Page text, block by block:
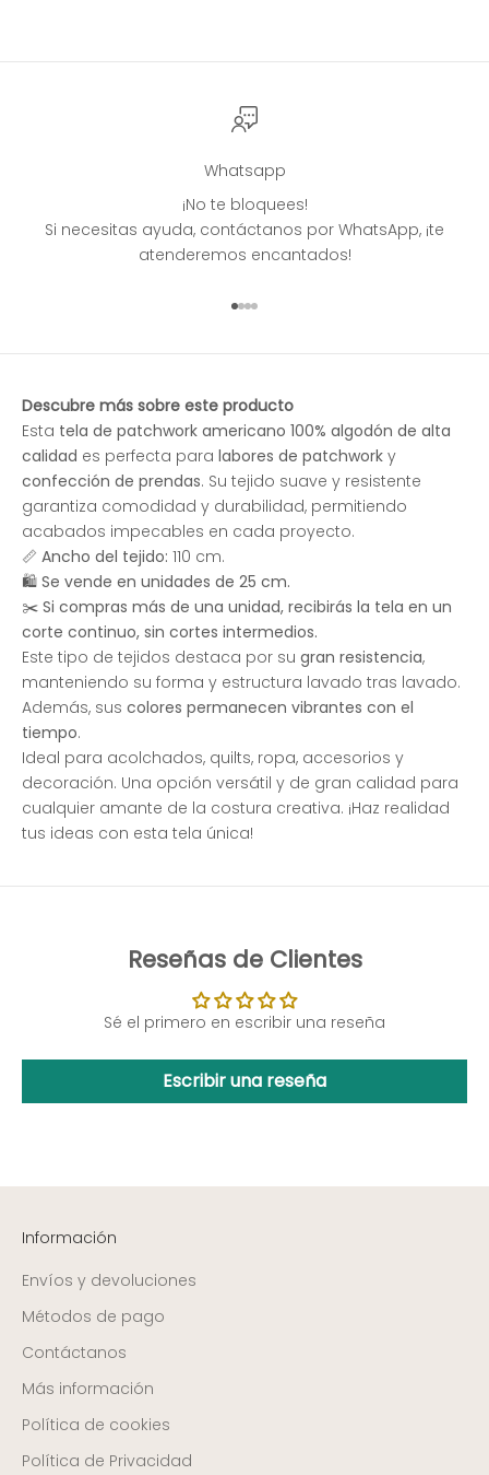
Whatsapp
¡No te bloquees!
Si necesitas ayuda, contáctanos por WhatsApp, ¡te
atenderemos encantados!
Ir al artículo 1
Ir al artículo 2
Ir al artículo 3
Ir al artículo 4
Descubre más sobre este producto
Esta tela de patchwork americano 100% algodón de alta
calidad es perfecta para labores de patchwork y
confección de prendas. Su tejido suave y resistente
garantiza comodidad y durabilidad, permitiendo
acabados impecables en cada proyecto.
📏 Ancho del tejido: 110 cm.
🛍 Se vende en unidades de 25 cm.
✂️ Si compras más de una unidad, recibirás la tela en un
corte continuo, sin cortes intermedios.
Este tipo de tejidos destaca por su gran resistencia,
manteniendo su forma y estructura lavado tras lavado.
Además, sus colores permanecen vibrantes con el
tiempo.
Ideal para acolchados, quilts, ropa, accesorios y
decoración. Una opción versátil y de gran calidad para
cualquier amante de la costura creativa. ¡Haz realidad
tus ideas con esta tela única!
Reseñas de Clientes
Sé el primero en escribir una reseña
Escribir una reseña
Información
Envíos y devoluciones
Métodos de pago
Contáctanos
Más información
Política de cookies
Política de Privacidad